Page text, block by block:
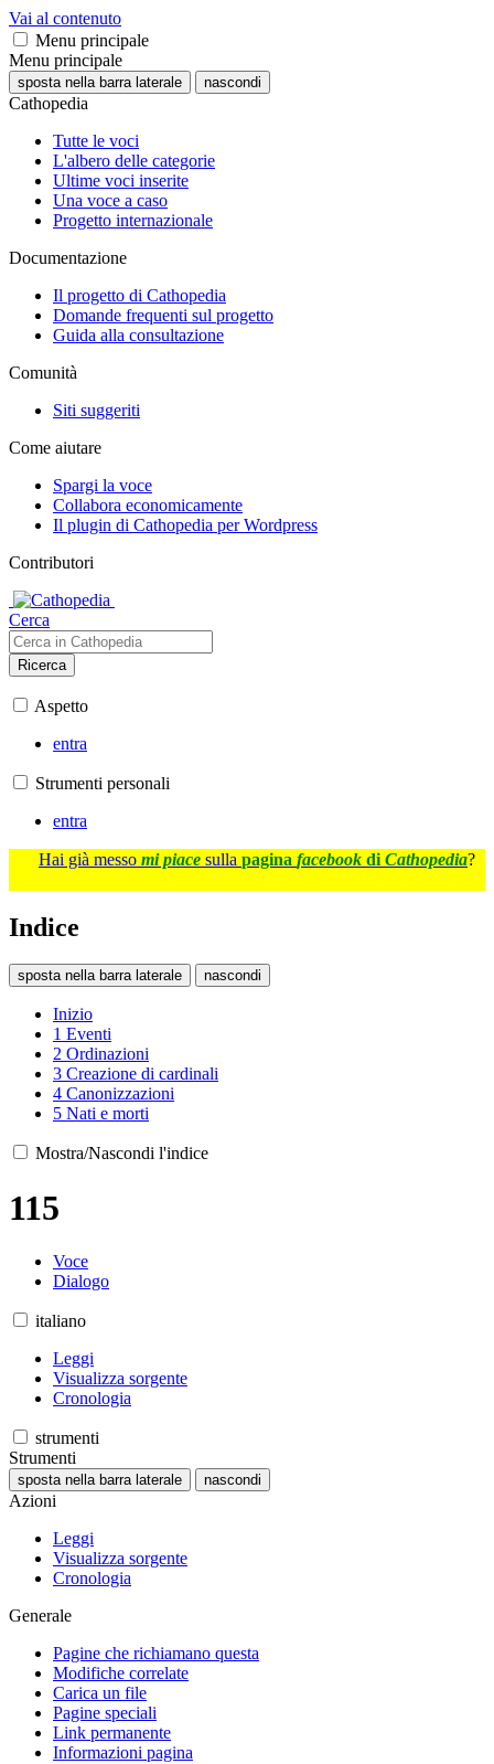
Vai al contenuto
Menu principale
Menu principale
sposta nella barra laterale nascondi
Cathopedia
Tutte le voci
L'albero delle categorie
Ultime voci inserite
Una voce a caso
Progetto internazionale
Documentazione
Il progetto di Cathopedia
Domande frequenti sul progetto
Guida alla consultazione
Comunità
Siti suggeriti
Come aiutare
Spargi la voce
Collabora economicamente
Il plugin di Cathopedia per Wordpress
Contributori
Cerca
Ricerca
Aspetto
entra
Strumenti personali
entra
Hai già messo mi piace sulla pagina facebook di Cathopedia?
Indice
sposta nella barra laterale nascondi
Inizio
1 Eventi
2 Ordinazioni
3 Creazione di cardinali
4 Canonizzazioni
5 Nati e morti
Mostra/Nascondi l'indice
115
Voce
Dialogo
italiano
Leggi
Visualizza sorgente
Cronologia
strumenti
Strumenti
sposta nella barra laterale nascondi
Azioni
Leggi
Visualizza sorgente
Cronologia
Generale
Pagine che richiamano questa
Modifiche correlate
Carica un file
Pagine speciali
Link permanente
Informazioni pagina